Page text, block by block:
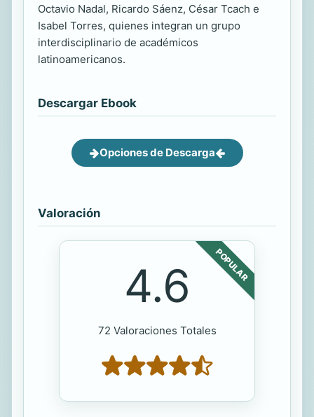
Octavio Nadal, Ricardo Sáenz, César Tcach e
Isabel Torres, quienes integran un grupo
interdisciplinario de académicos
latinoamericanos.
Descargar Ebook
Opciones de Descarga
Valoración
POPULAR
4.6
72 Valoraciones Totales